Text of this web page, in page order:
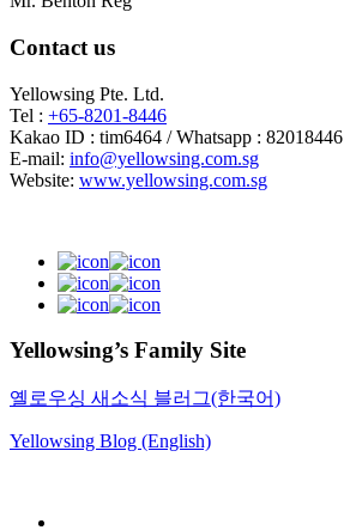
Contact us
Yellowsing Pte. Ltd.
Tel : +65-8201-8446
Kakao ID : tim6464 / Whatsapp : 82018446
E-mail: info@yellowsing.com.sg
Website: www.yellowsing.com.sg
Yellowsing’s Family Site
옐로우싱 새소식 블러그(한국어)
Yellowsing Blog (English)